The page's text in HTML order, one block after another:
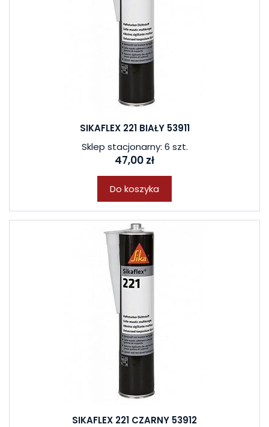
SIKAFLEX 221 BIAŁY 53911
Sklep stacjonarny: 6 szt.
47,00 zł
Do koszyka
SIKAFLEX 221 CZARNY 53912